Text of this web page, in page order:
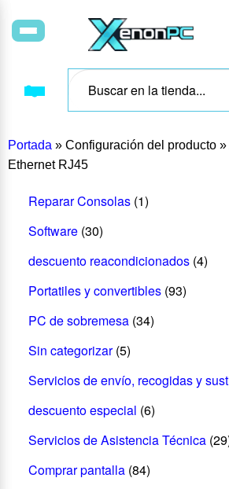
Portada » Configuración del producto »
Ethernet RJ45
Reparar Consolas (1)
Software (30)
descuento reacondicionados (4)
Portatiles y convertibles (93)
PC de sobremesa (34)
Sin categorizar (5)
Servicios de envío, recogidas y
descuento especial (6)
Servicios de Asistencia Técnica
Comprar pantalla (84)